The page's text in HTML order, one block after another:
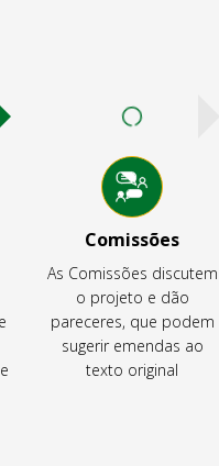
Comissões
As Comissões discutem
o projeto e dão
pareceres, que podem
sugerir emendas ao
texto original